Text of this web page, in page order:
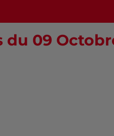
09